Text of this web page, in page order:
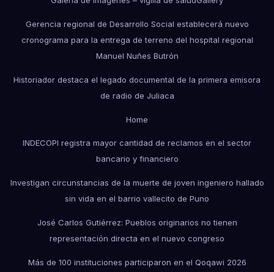
Gerencia regional de Desarrollo Social establecerá nuevo
cronograma para la entrega de terreno del hospital regional
Manuel Nuñes Butrón
Historiador destaca el legado documental de la primera emisora
de radio de Juliaca
Home
INDECOPI registra mayor cantidad de reclamos en el sector
bancario y financiero
Investigan circunstancias de la muerte de joven ingeniero hallado
sin vida en el barrio vallecito de Puno
José Carlos Gutiérrez: Pueblos originarios no tienen
representación directa en el nuevo congreso
Más de 100 instituciones participaron en el Qoqawi 2026